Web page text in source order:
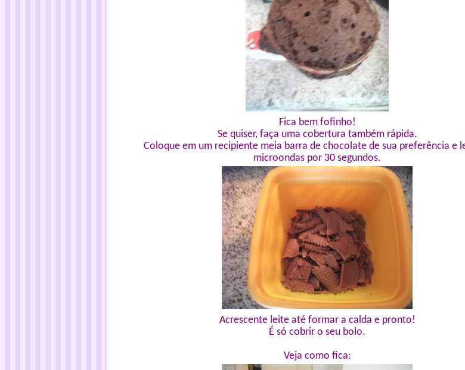
Fica bem fofinho!
Se quiser, faça uma cobertura também rápida.
Coloque em um recipiente meia barra de chocolate de sua preferência e
microondas por 30 segundos.
Acrescente leite até formar a calda e pronto!
É só cobrir o seu bolo.
Veja como fica: